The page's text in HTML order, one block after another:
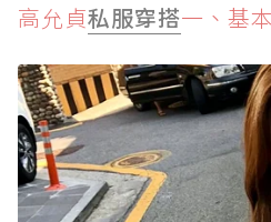
高允貞私服穿搭一、基